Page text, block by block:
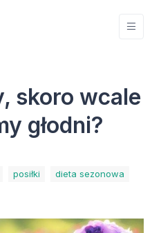
skoro wcale
głodni?
posiłki
dieta sezonowa